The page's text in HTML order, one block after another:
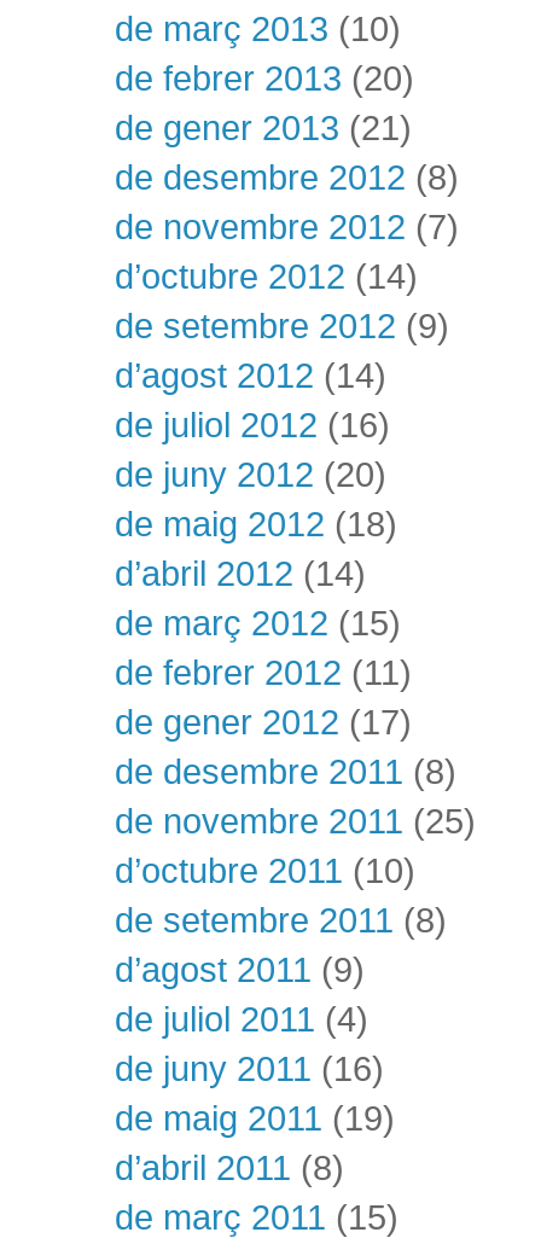
de març 2013 (10)
de febrer 2013 (20)
de gener 2013 (21)
de desembre 2012 (8)
de novembre 2012 (7)
d’octubre 2012 (14)
de setembre 2012 (9)
d’agost 2012 (14)
de juliol 2012 (16)
de juny 2012 (20)
de maig 2012 (18)
d’abril 2012 (14)
de març 2012 (15)
de febrer 2012 (11)
de gener 2012 (17)
de desembre 2011 (8)
de novembre 2011 (25)
d’octubre 2011 (10)
de setembre 2011 (8)
d’agost 2011 (9)
de juliol 2011 (4)
de juny 2011 (16)
de maig 2011 (19)
d’abril 2011 (8)
de març 2011 (15)